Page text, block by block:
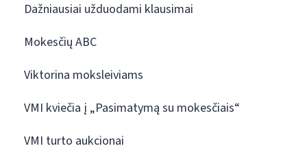
Dažniausiai užduodami klausimai
Mokesčių ABC
Viktorina moksleiviams
VMI kviečia į „Pasimatymą su mokesčiais“
VMI turto aukcionai